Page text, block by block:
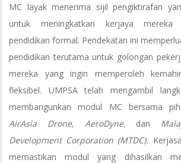
MC layak menerima sijil pengiktirafan
untuk meningkatkan kerjaya mereka
pendidikan formal. Pendekatan ini
pendidikan terutama untuk golongan
mereka yang ingin memperoleh
fleksibel. UMPSA telah mengambil
membangunkan modul MC bersama
AirAsia Drone, AeroDyne, dan
Development Corporation (MTDC).
memastikan modul yang dihasilkan